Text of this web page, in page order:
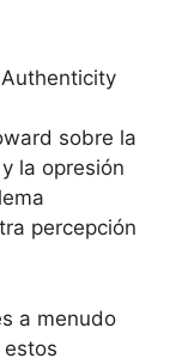
Authenticity
sobre la
la opresión
percepción
a menudo